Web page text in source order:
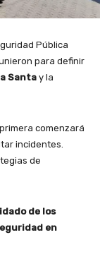
Pública
para definir
Santa y la
comenzará
incidentes.
de
de los
en